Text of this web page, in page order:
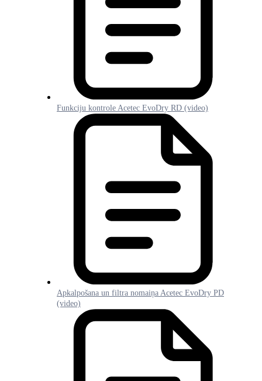
Funkciju kontrole Acetec EvoDry RD (video)
Apkalpošana un filtra nomaiņa Acetec EvoDry PD
(video)